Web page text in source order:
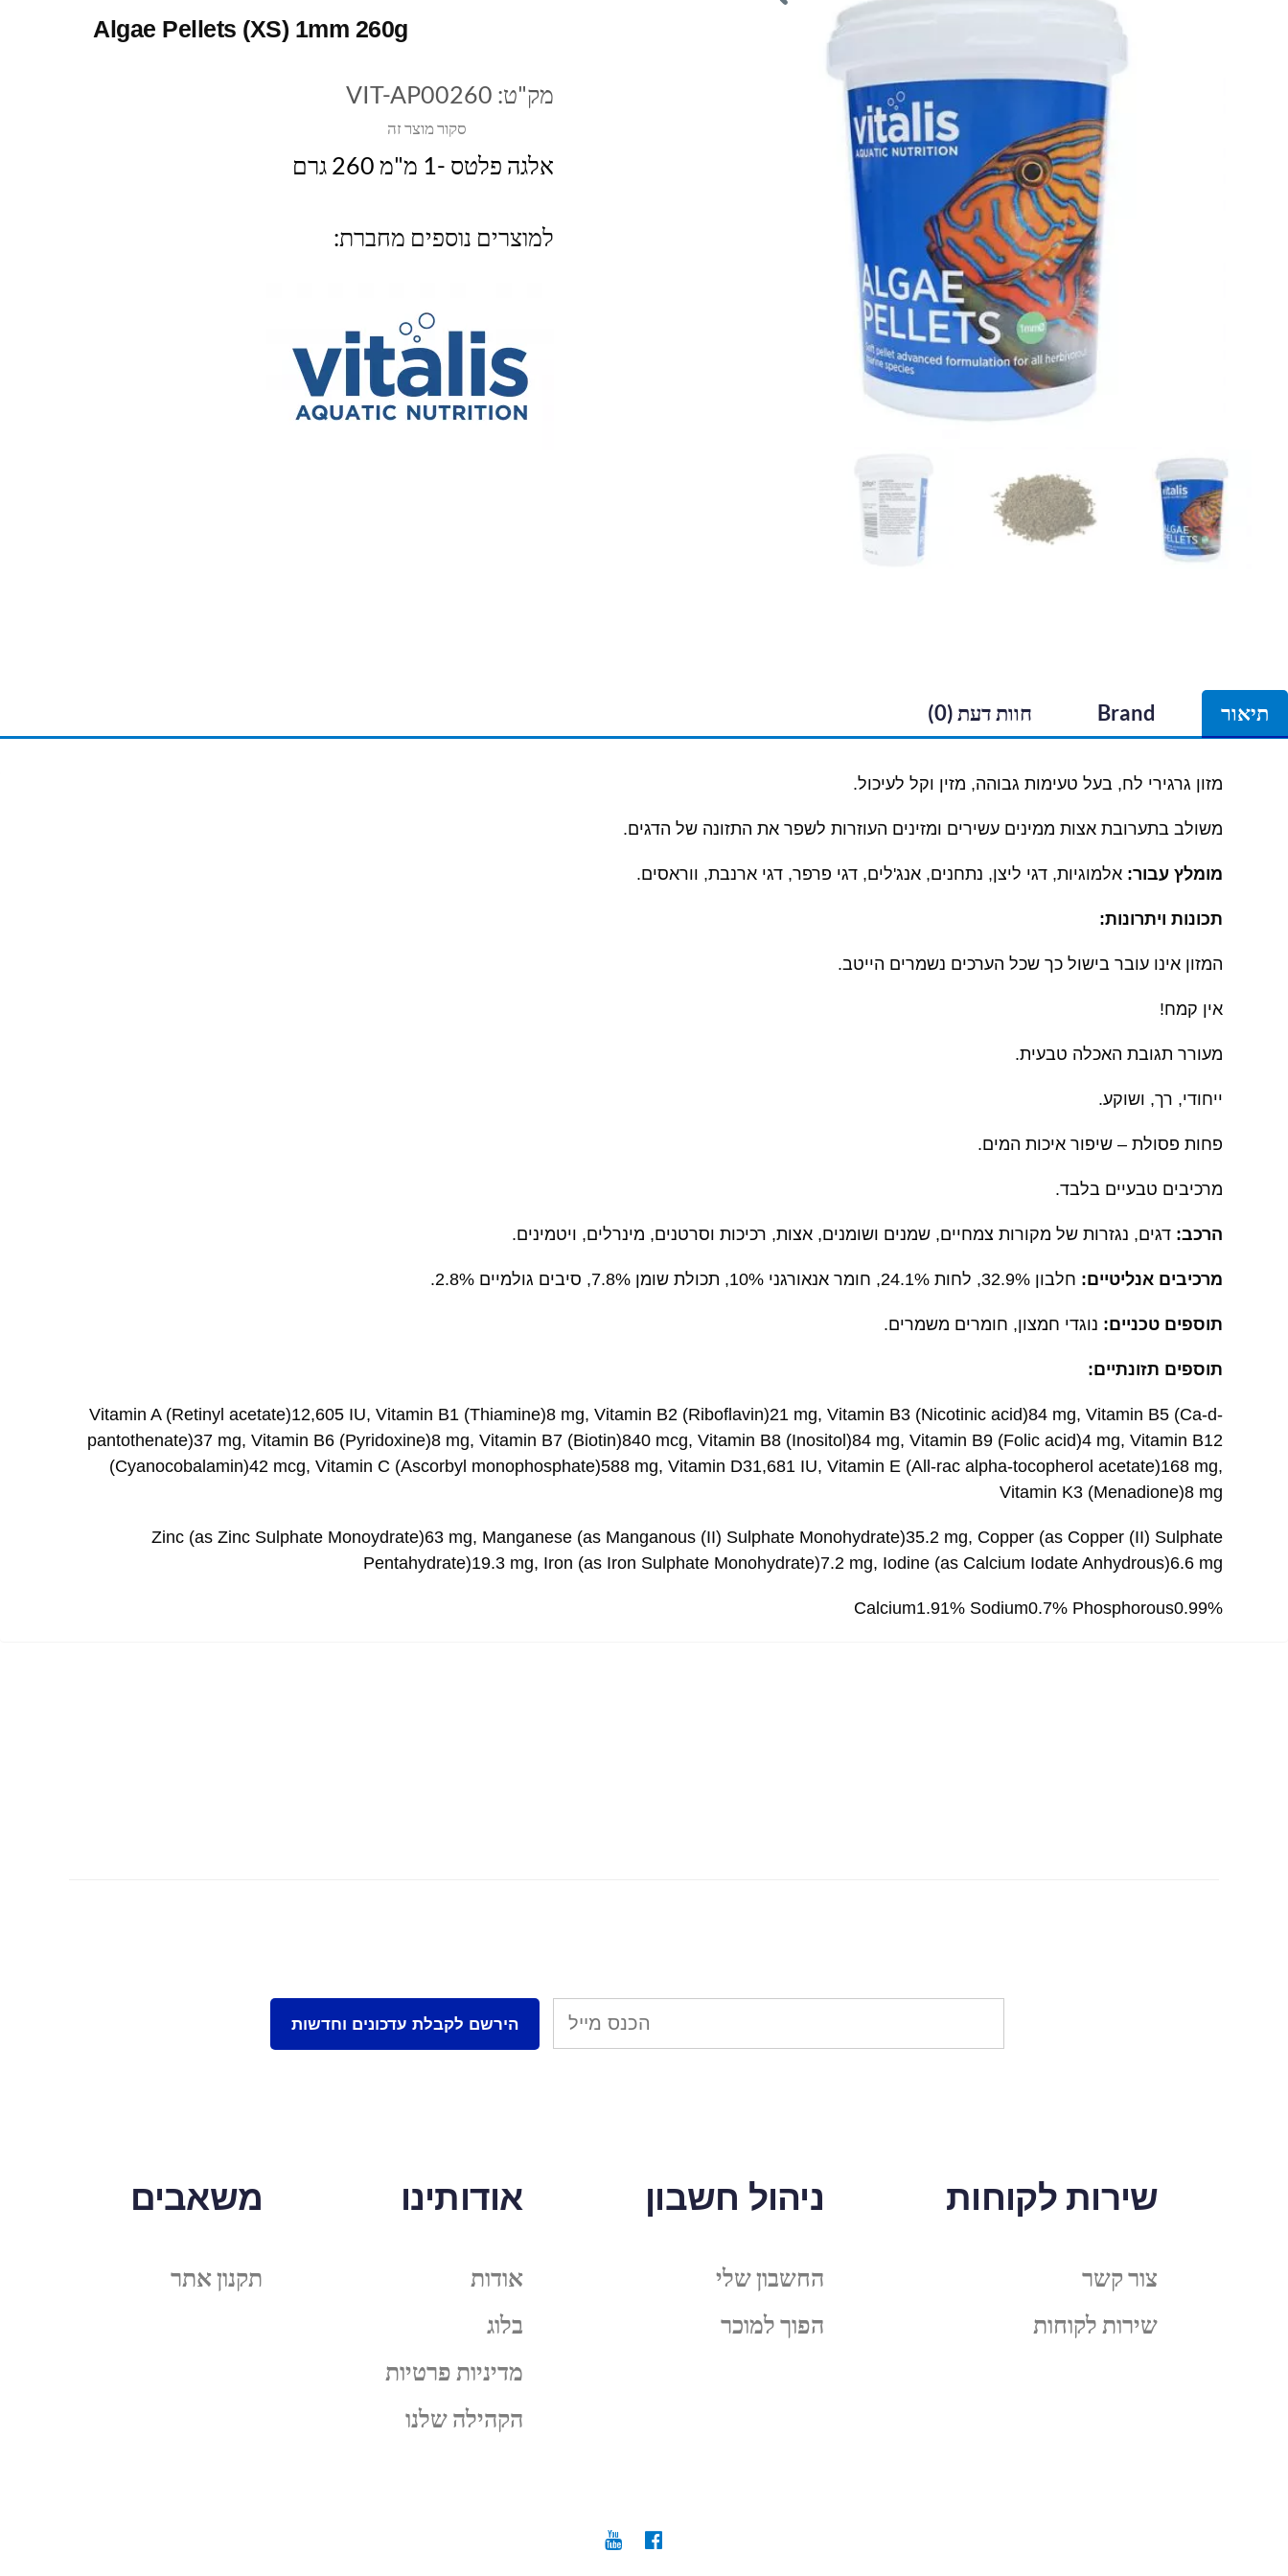
Algae Pellets (XS) 1mm 260g
סקור מוצר זה
מק"ט: VIT-AP00260
אלגה פלטס -1 מ"מ 260 גרם
למוצרים נוספים מחברת:
תיאור Brand חוות דעת (0)
מזון גרגירי לח, בעל טעימות גבוהה, מזין וקל לעיכול.
משולב בתערובת אצות ממינים עשירים ומזינים העוזרות לשפר את התזונה של הדגים.
מומלץ עבור:אלמוגיות, דגי ליצן, נתחנים, אנג'לים, דגי פרפר, דגי ארנבת, ווראסים.
תכונות ויתרונות:
המזון אינו עובר בישול כך שכל הערכים נשמרים הייטב.
אין קמח!
מעורר תגובת האכלה טבעית.
ייחודי, רך, ושוקע.
פחות פסולת – שיפור איכות המים.
מרכיבים טבעיים בלבד.
הרכב:דגים, נגזרות של מקורות צמחיים, שמנים ושומנים, אצות, רכיכות וסרטנים, מינרלים, ויטמינים.
מרכיבים אנליטיים: חלבון 32.9%, לחות 24.1%, חומר אנאורגני 10%, תכולת שומן 7.8%, סיבים גולמיים 2.8%.
תוספים טכניים: נוגדי חמצון, חומרים משמרים.
תוספים תזונתיים:
Vitamin A (Retinyl acetate)12,605 IU, Vitamin B1 (Thiamine)8 mg, Vitamin B2 (Riboflavin)21 mg, Vitamin B3 (Nicotinic acid)84 mg, Vitamin B5 (Ca-d-
pantothenate)37 mg, Vitamin B6 (Pyridoxine)8 mg, Vitamin B7 (Biotin)840 mcg, Vitamin B8 (Inositol)84 mg, Vitamin B9 (Folic acid)4 mg, Vitamin B12
(Cyanocobalamin)42 mcg, Vitamin C (Ascorbyl monophosphate)588 mg, Vitamin D31,681 IU, Vitamin E (All-rac alpha-tocopherol acetate)168 mg,
Vitamin K3 (Menadione)8 mg
Zinc (as Zinc Sulphate Monoydrate)63 mg, Manganese (as Manganous (II) Sulphate Monohydrate)35.2 mg, Copper (as Copper (II) Sulphate
Pentahydrate)19.3 mg, Iron (as Iron Sulphate Monohydrate)7.2 mg, Iodine (as Calcium Iodate Anhydrous)6.6 mg
Calcium1.91% Sodium0.7% Phosphorous0.99%
שירות לקוחות
צור קשר
שירות לקוחות
ניהול חשבון
החשבון שלי
הפוך למוכר
אודותינו
אודות
בלוג
מדיניות פרטיות
הקהילה שלנו
משאבים
תקנון אתר